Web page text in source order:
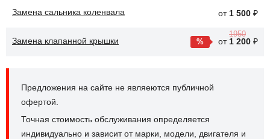
Замена сальника коленвала от 1 500 ₽
Замена клапанной крышки от
1950
1 200 ₽
Предложения на сайте не являеются публичной
офертой.
Точная стоимость обслуживания определяется
индивидуально и зависит от марки, модели, двигателя и